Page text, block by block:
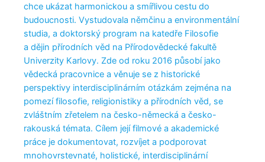
chce ukázat harmonickou a smířlivou cestu do
budoucnosti. Vystudovala němčinu a environmentální
studia, a doktorský program na katedře Filosofie
a dějin přírodních věd na Přírodovědecké fakultě
Univerzity Karlovy. Zde od roku 2016 působí jako
vědecká pracovnice a věnuje se z historické
perspektivy interdisciplinárním otázkám zejména na
pomezí filosofie, religionistiky a přírodních věd, se
zvláštním zřetelem na česko-německá a česko-
rakouská témata. Cílem její filmové a akademické
práce je dokumentovat, rozvíjet a podporovat
mnohovrstevnaté, holistické, interdisciplinární